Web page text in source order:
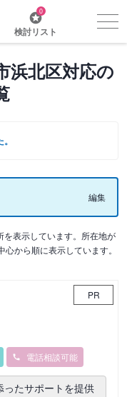
0
検討リスト
浜北区対応の
編集
表示しています。所在地が
から順に表示しています。
PR
電話相談可能
たサポートを提供